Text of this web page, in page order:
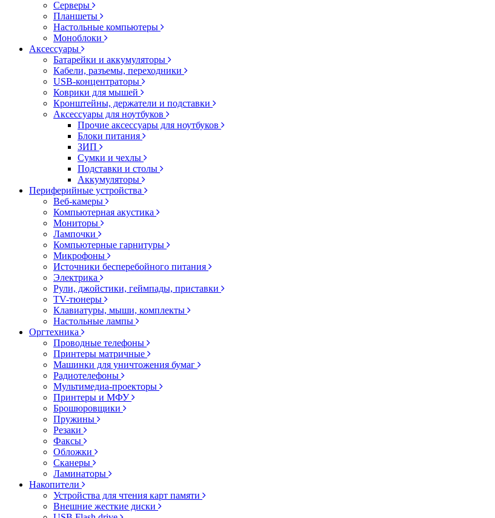
Серверы
Планшеты
Настольные компьютеры
Моноблоки
Аксессуары
Батарейки и аккумуляторы
Кабели, разъемы, переходники
USB-концентраторы
Коврики для мышей
Кронштейны, держатели и подставки
Аксессуары для ноутбуков
Прочие аксессуары для ноутбуков
Блоки питания
ЗИП
Сумки и чехлы
Подставки и столы
Аккумуляторы
Периферийные устройства
Веб-камеры
Компьютерная акустика
Мониторы
Лампочки
Компьютерные гарнитуры
Микрофоны
Источники бесперебойного питания
Электрика
Рули, джойстики, геймпады, приставки
TV-тюнеры
Клавиатуры, мыши, комплекты
Настольные лампы
Оргтехника
Проводные телефоны
Принтеры матричные
Машинки для уничтожения бумаг
Радиотелефоны
Мультимедиа-проекторы
Принтеры и МФУ
Брошюровщики
Пружины
Резаки
Факсы
Обложки
Сканеры
Ламинаторы
Накопители
Устройства для чтения карт памяти
Внешние жесткие диски